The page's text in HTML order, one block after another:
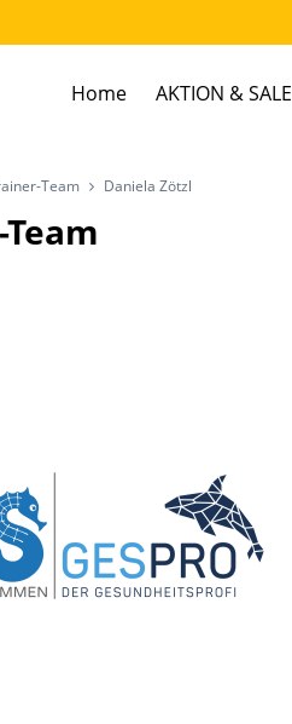
Home AKTION & SALE
Team Daniela Zötzl